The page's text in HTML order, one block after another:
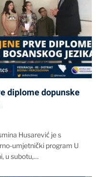
diplome dopunske
Husarević je s
umjetnički program U
u subotu,…